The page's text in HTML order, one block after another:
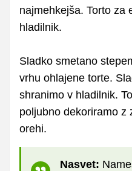
najmehkejša. Torto za
hladilnik.
Sladko smetano
vrhu ohlajene torte.
shranimo v hladilnik.
poljubno dekoriramo z
orehi.
Nasvet: